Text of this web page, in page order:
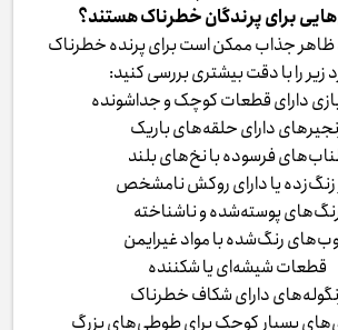
برای پرندگان خطرناک هستند؟
ظاهر جذاب ممکن است برای پرنده خطرناک
زیر را با دقت بیشتری بررسی کنید:
دارای قطعات کوچک و جداشونده
دارای حلقه‌های باریک
فرسوده با نخ‌های بلند
زنگ‌زده یا دارای روکش نامشخص
پوسته‌شده و ناشناخته
رنگ‌شده با مواد غیرایمن
قطعات شیشه‌ای یا شکننده
دارای شکاف خطرناک
بسیار کوچک برای طوطی‌های بزرگ